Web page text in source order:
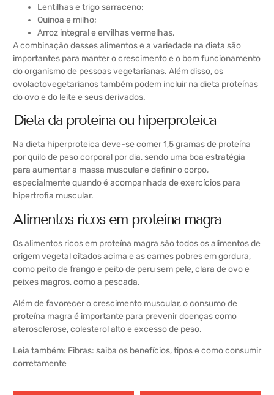
Lentilhas e trigo sarraceno;
Quinoa e milho;
Arroz integral e ervilhas vermelhas.
A combinação desses alimentos e a variedade na dieta são
importantes para manter o crescimento e o bom funcionamento
do organismo de pessoas vegetarianas. Além disso, os
ovolactovegetarianos também podem incluir na dieta proteínas
do ovo e do leite e seus derivados.
Dieta da proteína ou hiperproteica
Na dieta hiperproteica deve-se comer 1,5 gramas de proteína
por quilo de peso corporal por dia, sendo uma boa estratégia
para aumentar a massa muscular e definir o corpo,
especialmente quando é acompanhada de exercícios para
hipertrofia muscular.
Alimentos ricos em proteína magra
Os alimentos ricos em proteína magra são todos os alimentos de
origem vegetal citados acima e as carnes pobres em gordura,
como peito de frango e peito de peru sem pele, clara de ovo e
peixes magros, como a pescada.
Além de favorecer o crescimento muscular, o consumo de
proteína magra é importante para prevenir doenças como
aterosclerose, colesterol alto e excesso de peso.
Leia também: Fibras: saiba os benefícios, tipos e como consumir
corretamente